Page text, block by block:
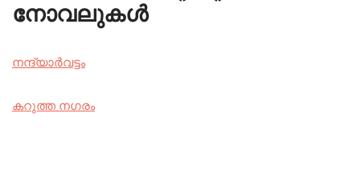
നോവലുകൾ
നന്ദ്യാർവട്ടം
കറുത്ത നഗരം